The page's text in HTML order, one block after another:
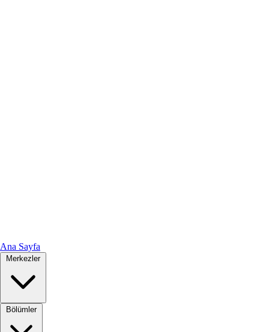
Ana Sayfa
Merkezler
Bölümler